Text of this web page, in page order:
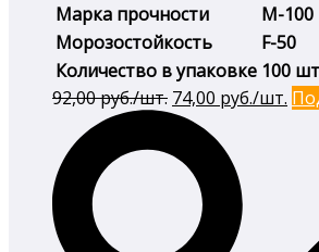
Марка прочности
М-100
Морозостойкость
F-50
Количество в упаковке 100
92,00руб./шт. Первоначальная
цена
составляла
92,00 руб./
шт..
74,00 руб./шт.